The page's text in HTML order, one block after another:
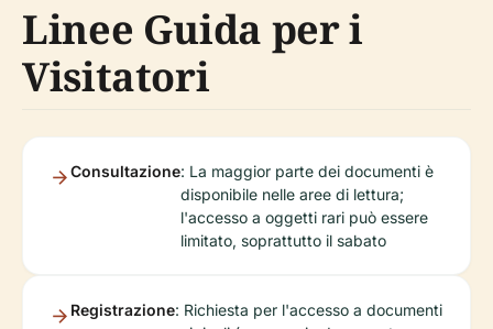
Linee Guida per i
Visitatori
Consultazione: La maggior parte dei documenti è
disponibile nelle aree di lettura;
l'accesso a oggetti rari può essere
limitato, soprattutto il sabato
Registrazione: Richiesta per l'accesso a documenti